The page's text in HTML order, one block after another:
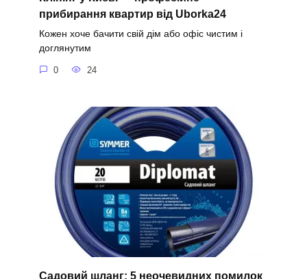
прибирання квартир від Uborka24
Кожен хоче бачити свій дім або офіс чистим і
доглянутим
0 24
Садовий шланг: 5 неочевидних помилок